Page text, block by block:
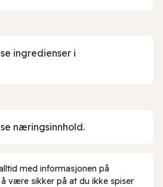
ingredienser i
næringsinnhold.
med informasjonen på
være sikker på at du ikke spiser